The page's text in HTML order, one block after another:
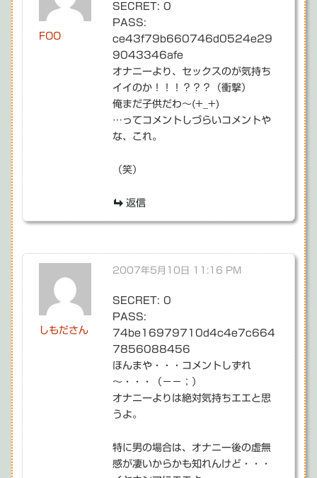
ョ
ン
FOO
SECRET: 0
PASS:
ce43f79b660746d0524e29
9043346afe
オナニーより、セックスのが気持ち
イイのか！！！？？？（衝撃）
俺まだ子供だわ～(+_+)
…ってコメントしづらいコメントや
な、これ。
（笑）
返信
しもださん
2007年5月10日 11:16 PM
SECRET: 0
PASS:
74be16979710d4c4e7c664
7856088456
ほんまや・・・コメントしずれ
～・・・（－－；）
オナニーよりは絶対気持ちエエと思
うよ。
特に男の場合は、オナニー後の虚無
感が凄いからかも知れんけど・・・